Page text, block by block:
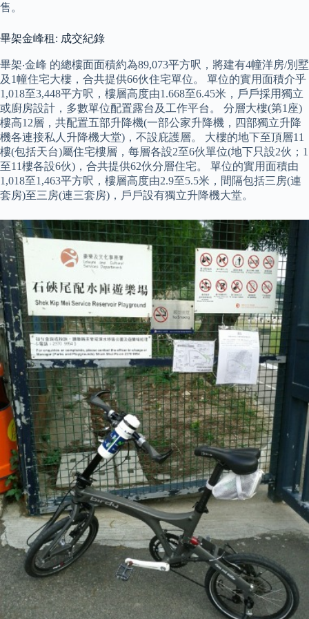
售。
畢架金峰租: 成交紀錄
畢架‧金峰 的總樓面面積約為89,073平方呎，將建有4幢洋房/別墅
及1幢住宅大樓，合共提供66伙住宅單位。 單位的實用面積介乎
1,018至3,448平方呎，樓層高度由1.668至6.45米，戶戶採用獨立
或廚房設計，多數單位配置露台及工作平台。 分層大樓(第1座)
樓高12層，共配置五部升降機(一部公家升降機，四部獨立升降
機各連接私人升降機大堂)，不設庇護層。 大樓的地下至頂層11
樓(包括天台)屬住宅樓層，每層各設2至6伙單位(地下只設2伙；1
至11樓各設6伙)，合共提供62伙分層住宅。 單位的實用面積由
1,018至1,463平方呎，樓層高度由2.9至5.5米，間隔包括三房(連
套房)至三房(連三套房)，戶戶設有獨立升降機大堂。